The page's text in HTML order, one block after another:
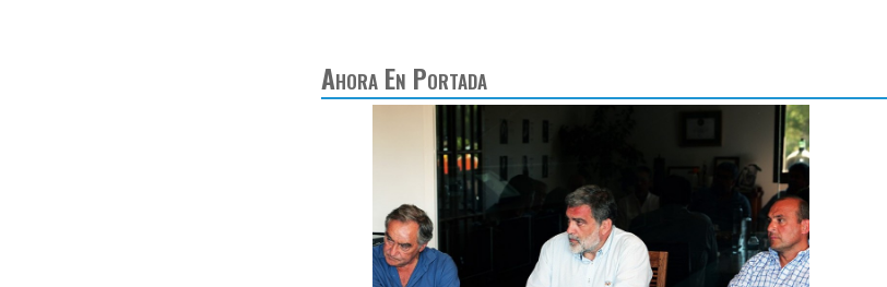
Ahora En Portada